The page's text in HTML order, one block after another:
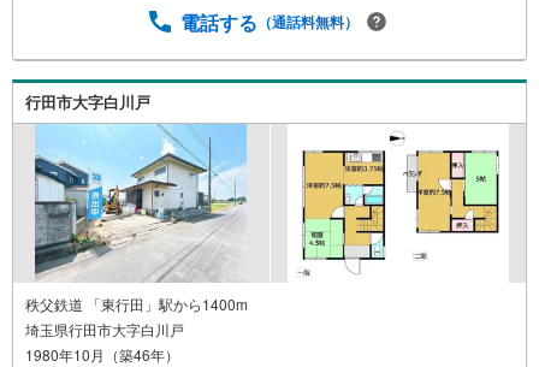
電話する （通話料無料）
行田市大字白川戸
秩父鉄道 「東行田」駅から1400m
埼玉県行田市大字白川戸
1980年10月（築46年）